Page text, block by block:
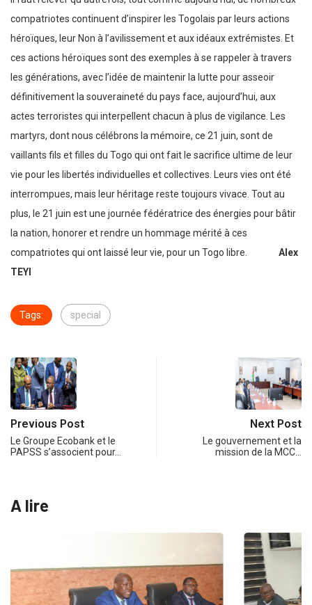
compatriotes continuent d’inspirer les Togolais par leurs actions
héroïques, leur Non à l’avilissement et aux idéaux extrémistes. Et
ces actions héroïques sont des exemples à se rappeler à travers
les générations, avec l’idée de maintenir la lutte pour asseoir
définitivement la souveraineté du pays face, aujourd’hui, aux
actes terroristes qui interpellent chacun à plus de vigilance. Les
martyrs, dont nous célébrons la mémoire, ce 21 juin, sont de
vaillants fils et filles du Togo qui ont fait le sacrifice ultime de leur
vie pour les libertés individuelles et collectives. Leurs vies ont été
interrompues, mais leur héritage reste toujours vivace. Tout au
plus, le 21 juin est une journée fédératrice des énergies pour bâtir
la nation, honorer et rendre un hommage mérité à ces
compatriotes qui ont laissé leur vie, pour un Togo libre. Alex
TEYI
Tags: special
Previous Post
Le Groupe Ecobank et le
PAPSS s’associent pour…
Next Post
Le gouvernement et la
mission de la MCC…
A lire